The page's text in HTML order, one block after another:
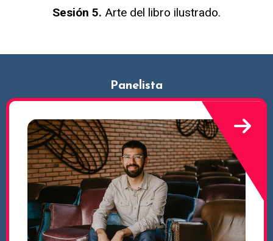
Sesión 5. Arte del libro ilustrado.
Panelista